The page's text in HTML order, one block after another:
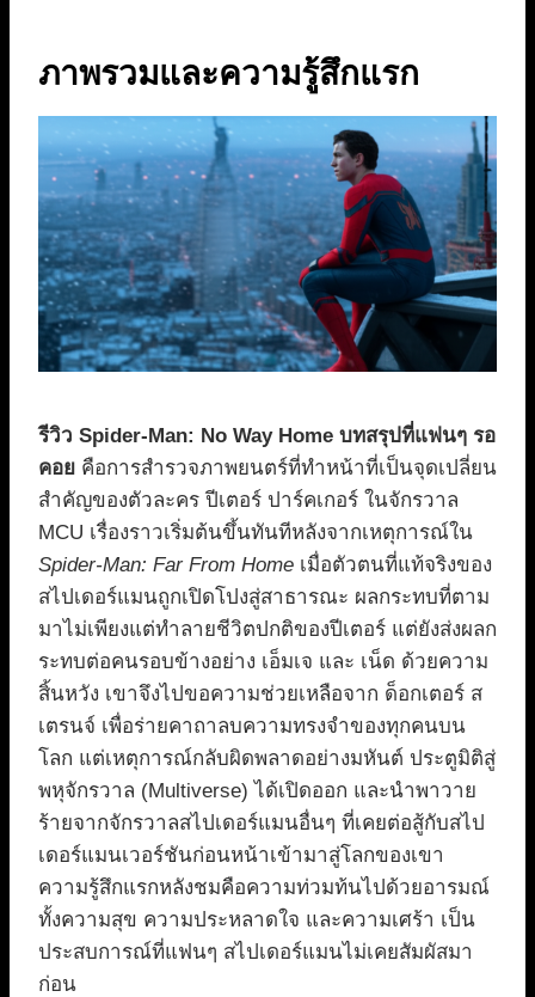
ภาพรวมและความรู้สึกแรก
รีวิว Spider-Man: No Way Home บทสรุปที่แฟนๆ รอ
คอย คือการสำรวจภาพยนตร์ที่ทำหน้าที่เป็นจุดเปลี่ยน
สำคัญของตัวละคร ปีเตอร์ ปาร์คเกอร์ ในจักรวาล
MCU เรื่องราวเริ่มต้นขึ้นทันทีหลังจากเหตุการณ์ใน
Spider-Man: Far From Home เมื่อตัวตนที่แท้จริงของ
สไปเดอร์แมนถูกเปิดโปงสู่สาธารณะ ผลกระทบที่ตาม
มาไม่เพียงแต่ทำลายชีวิตปกติของปีเตอร์ แต่ยังส่งผลก
ระทบต่อคนรอบข้างอย่าง เอ็มเจ และ เน็ด ด้วยความ
สิ้นหวัง เขาจึงไปขอความช่วยเหลือจาก ด็อกเตอร์ ส
เตรนจ์ เพื่อร่ายคาถาลบความทรงจำของทุกคนบน
โลก แต่เหตุการณ์กลับผิดพลาดอย่างมหันต์ ประตูมิติสู่
พหุจักรวาล (Multiverse) ได้เปิดออก และนำพาวาย
ร้ายจากจักรวาลสไปเดอร์แมนอื่นๆ ที่เคยต่อสู้กับสไป
เดอร์แมนเวอร์ชันก่อนหน้าเข้ามาสู่โลกของเขา
ความรู้สึกแรกหลังชมคือความท่วมท้นไปด้วยอารมณ์
ทั้งความสุข ความประหลาดใจ และความเศร้า เป็น
ประสบการณ์ที่แฟนๆ สไปเดอร์แมนไม่เคยสัมผัสมา
ก่อน